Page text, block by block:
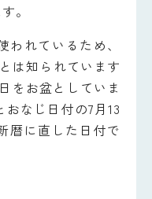
。
れているため、
は知られています
をお盆としていま
なじ日付の7月13
暦に直した日付で